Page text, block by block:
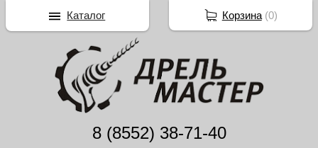
8 (8552) 38-71-40
Корзина(0)
Каталог